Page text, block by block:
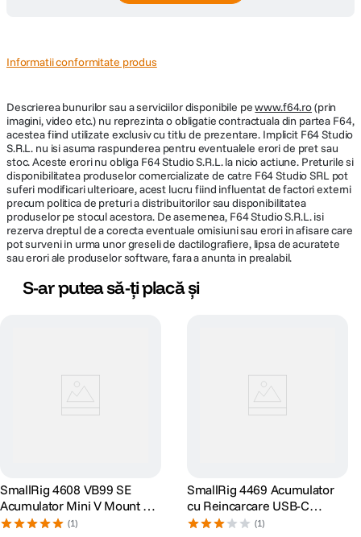
Informatii conformitate produs
Descrierea bunurilor sau a serviciilor disponibile pewww.f64.ro(prin
imagini, video etc.) nu reprezinta o obligatie contractuala din partea F64,
acestea fiind utilizate exclusiv cu titlu de prezentare. Implicit F64 Studio
S.R.L. nu isi asuma raspunderea pentru eventualele erori de pret sau
stoc. Aceste erori nu obliga F64 Studio S.R.L. la nicio actiune. Preturile si
disponibilitatea produselor comercializate de catre F64 Studio SRL pot
suferi modificari ulterioare, acest lucru fiind influentat de factori externi
precum politica de preturi a distribuitorilor sau disponibilitatea
produselor pe stocul acestora. De asemenea, F64 Studio S.R.L. isi
rezerva dreptul de a corecta eventuale omisiuni sau erori in afisare care
pot surveni in urma unor greseli de dactilografiere, lipsa de acuratete
sau erori ale produselor software, fara a anunta in prealabil.
S-ar putea să-ți placă și
SmallRig 4608 VB99 SE
Acumulator Mini V Mount cu
Ecran OLED 14.54V 6.8Ah
(1)
SmallRig 4469 Acumulator
cu Reincarcare USB-C
pentru NP-F970 10500mAh
(1)